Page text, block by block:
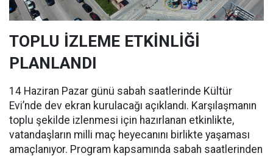
TOPLU İZLEME ETKİNLİĞİ
PLANLANDI
14 Haziran Pazar günü sabah saatlerinde Kültür
Evi’nde dev ekran kurulacağı açıklandı. Karşılaşmanın
toplu şekilde izlenmesi için hazırlanan etkinlikte,
vatandaşların milli maç heyecanını birlikte yaşaması
amaçlanıyor. Program kapsamında sabah saatlerinden